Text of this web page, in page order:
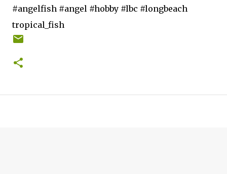
#angelfish #angel #hobby #lbc #longbeach
tropical_fish